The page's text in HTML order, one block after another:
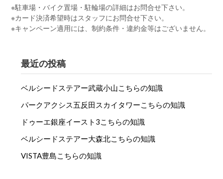
※駐車場・バイク置場・駐輪場の詳細はお問合せ下さい。
※カード決済希望時はスタッフにお問合せ下さい。
※キャンペーン適用には、制約条件・違約金等はございません。
最近の投稿
ベルシードステアー武蔵小山こちらの知識
パークアクシス五反田スカイタワーこちらの知識
ドゥーエ銀座イースト3こちらの知識
ベルシードステアー大森北こちらの知識
VISTA豊島こちらの知識